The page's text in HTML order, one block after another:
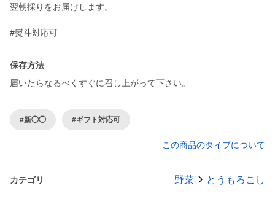
翌朝採りをお届けします。
保存方法
届いたらなるべくすぐに召し上がって下さい。
#新◯◯ #ギフト対応可
この商品のタイプについて
カテゴリ 野菜 とうもろこし